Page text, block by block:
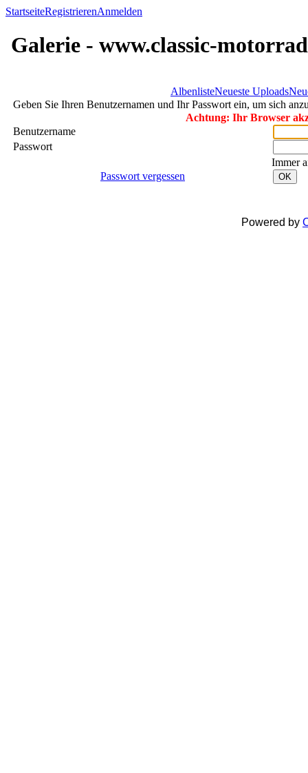
StartseiteRegistrierenAnmelden
Galerie - www.classic-
AlbenlisteNeueste Uploads
Geben Sie Ihren Benutzernamen und Ihr Passwort ein, um sich
Achtung: Ihr Browser
Benutzername
Passwort
Immer
Passwort vergessen
OK
Powered by